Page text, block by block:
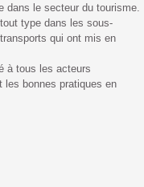
dans le secteur du tourisme.
type dans les sous-
qui ont mis en
à tous les acteurs
les bonnes pratiques en